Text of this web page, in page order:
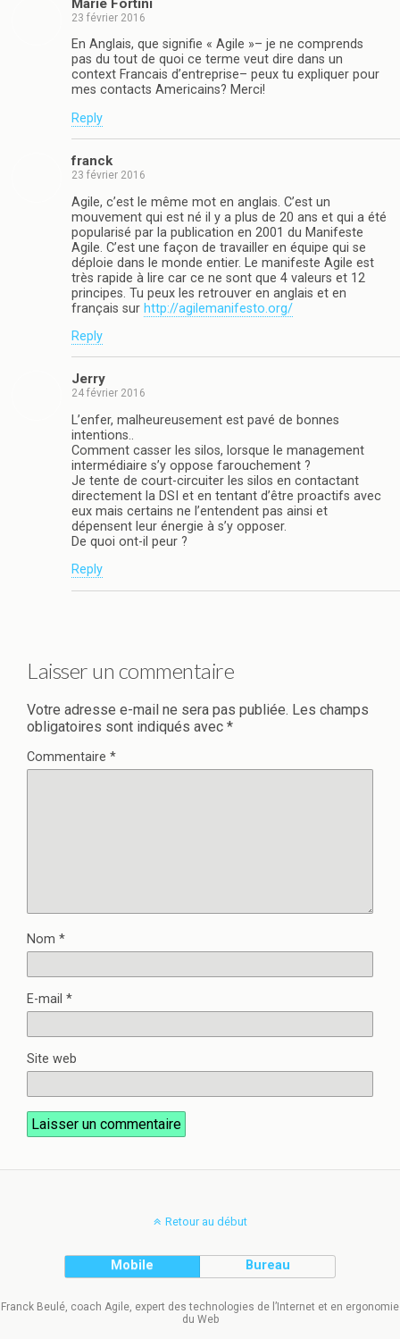
Marie Fortini
23 février 2016
En Anglais, que signifie « Agile »– je ne comprends
pas du tout de quoi ce terme veut dire dans un
context Francais d’entreprise– peux tu expliquer pour
mes contacts Americains? Merci!
Reply
franck
23 février 2016
Agile, c’est le même mot en anglais. C’est un
mouvement qui est né il y a plus de 20 ans et qui a été
popularisé par la publication en 2001 du Manifeste
Agile. C’est une façon de travailler en équipe qui se
déploie dans le monde entier. Le manifeste Agile est
très rapide à lire car ce ne sont que 4 valeurs et 12
principes. Tu peux les retrouver en anglais et en
français sur http://agilemanifesto.org/
Reply
Jerry
24 février 2016
L’enfer, malheureusement est pavé de bonnes
intentions..
Comment casser les silos, lorsque le management
intermédiaire s’y oppose farouchement ?
Je tente de court-circuiter les silos en contactant
directement la DSI et en tentant d’être proactifs avec
eux mais certains ne l’entendent pas ainsi et
dépensent leur énergie à s’y opposer.
De quoi ont-il peur ?
Reply
Laisser un commentaire
Votre adresse e-mail ne sera pas publiée. Les champs
obligatoires sont indiqués avec *
Commentaire *
Nom *
E-mail *
Site web
Retour au début
Mobile Bureau
Franck Beulé, coach Agile, expert des technologies de l’Internet et en ergonomie
du Web